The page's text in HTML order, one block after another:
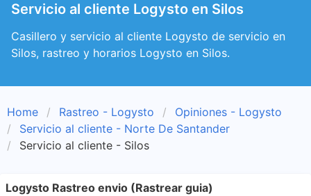
Servicio al cliente Logysto en Silos
Casillero y servicio al cliente Logysto de servicio en
Silos, rastreo y horarios Logysto en Silos.
Home Rastreo - Logysto
Opiniones - Logysto
Servicio al cliente - Norte De Santander
Servicio al cliente - Silos
Logysto Rastreo envio (Rastrear guia)